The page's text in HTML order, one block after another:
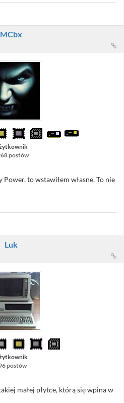
MCbx
postów
to wstawiłem własne. To nie
Luk
postów
małej płytce, którą się wpina w